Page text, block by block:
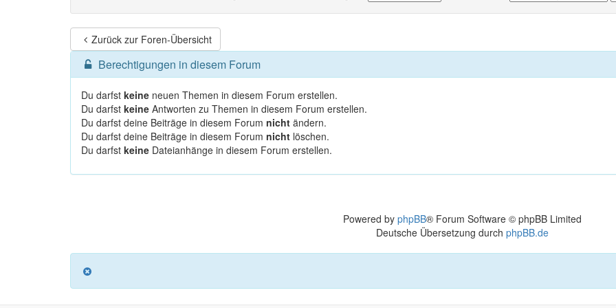
Zurück zur Foren-Übersicht
Berechtigungen in diesem Forum
Du darfst keine neuen Themen in diesem Forum erstellen.
Du darfst keine Antworten zu Themen in diesem Forum erstellen.
Du darfst deine Beiträge in diesem Forum nicht ändern.
Du darfst deine Beiträge in diesem Forum nicht löschen.
Du darfst keine Dateianhänge in diesem Forum erstellen.
Powered by phpBB® Forum Software © phpBB Limited
Deutsche Übersetzung durch phpBB.de